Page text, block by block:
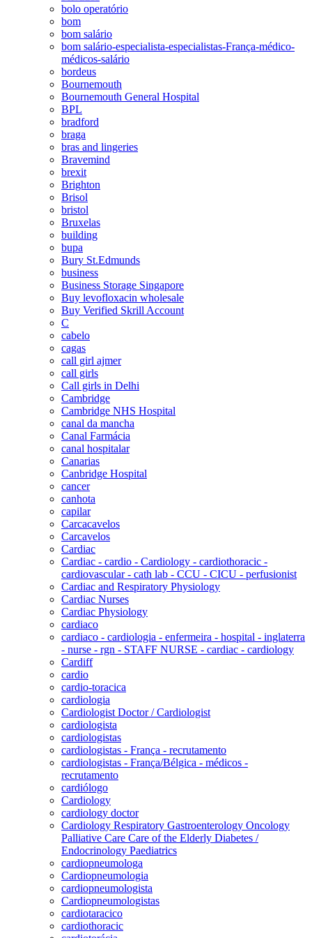
bolo operatório
bom
bom salário
bom salário-especialista-especialistas-França-médico-
médicos-salário
bordeus
Bournemouth
Bournemouth General Hospital
BPL
bradford
braga
bras and lingeries
Bravemind
brexit
Brighton
Brisol
bristol
Bruxelas
building
bupa
Bury St.Edmunds
business
Business Storage Singapore
Buy levofloxacin wholesale
Buy Verified Skrill Account
C
cabelo
cagas
call girl ajmer
call girls
Call girls in Delhi
Cambridge
Cambridge NHS Hospital
canal da mancha
Canal Farmácia
canal hospitalar
Canarias
Canbridge Hospital
cancer
canhota
capilar
Carcacavelos
Carcavelos
Cardiac
Cardiac - cardio - Cardiology - cardiothoracic -
cardiovascular - cath lab - CCU - CICU - perfusionist
Cardiac and Respiratory Physiology
Cardiac Nurses
Cardiac Physiology
cardiaco
cardiaco - cardiologia - enfermeira - hospital - inglaterra
- nurse - rgn - STAFF NURSE - cardiac - cardiology
Cardiff
cardio
cardio-toracica
cardiologia
Cardiologist Doctor / Cardiologist
cardiologista
cardiologistas
cardiologistas - França - recrutamento
cardiologistas - França/Bélgica - médicos -
recrutamento
cardiólogo
Cardiology
cardiology doctor
Cardiology Respiratory Gastroenterology Oncology
Palliative Care Care of the Elderly Diabetes /
Endocrinology Paediatrics
cardiopneumologa
Cardiopneumologia
cardiopneumologista
Cardiopneumologistas
cardiotaracico
cardiothoracic